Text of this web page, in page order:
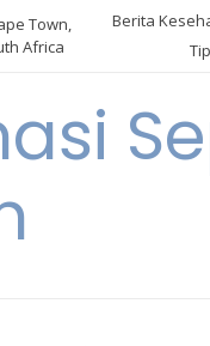
Town,
Africa
Berita